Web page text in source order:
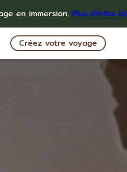
en immersion. Plus d'infos ici
Créez votre voyage